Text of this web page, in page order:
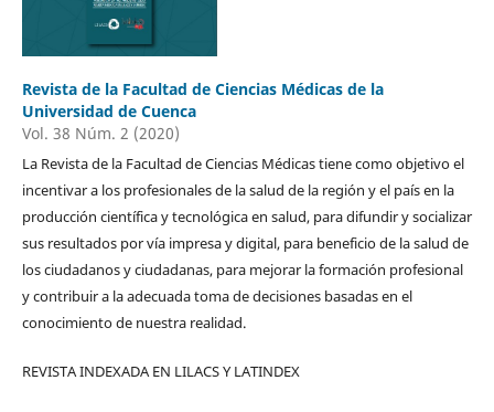
Revista de la Facultad de Ciencias Médicas de la
Universidad de Cuenca
Vol. 38 Núm. 2 (2020)
La Revista de la Facultad de Ciencias Médicas tiene como objetivo el
incentivar a los profesionales de la salud de la región y el país en la
producción científica y tecnológica en salud, para difundir y socializar
sus resultados por vía impresa y digital, para beneficio de la salud de
los ciudadanos y ciudadanas, para mejorar la formación profesional
y contribuir a la adecuada toma de decisiones basadas en el
conocimiento de nuestra realidad.
REVISTA INDEXADA EN LILACS Y LATINDEX